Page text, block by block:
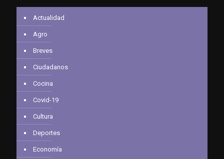
Actualidad
Agro
Breves
Ciudadanos
Cocina
Covid-19
Cultura
Deportes
Economía